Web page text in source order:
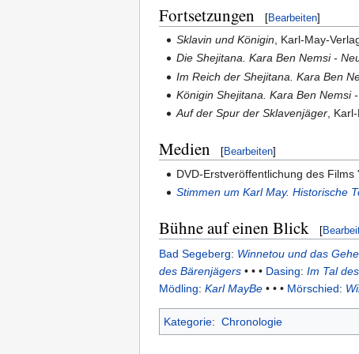
Fortsetzungen [Bearbeiten]
Sklavin und Königin , Karl-May-
Die Shejitana. Kara Ben Nemsi -
Im Reich der Shejitana. Kara Ben
Königin Shejitana. Kara Ben Nemsi
Auf der Spur der Sklavenjäger,
Medien [Bearbeiten]
DVD-Erstveröffentlichung des Films
Stimmen um Karl May. Historische
Bühne auf einen Blick [
Bad Segeberg: Winnetou und das
des Bärenjägers • • • Dasing: Im Tal
Mödling: Karl MayBe • • • Mörschied:
Kategorie: Chronologie